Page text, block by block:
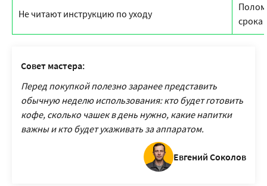
Не читают инструкцию по уходу
срока
Совет мастера:
Перед покупкой полезно заранее представить
обычную неделю использования: кто будет готовить
кофе, сколько чашек в день нужно, какие напитки
важны и кто будет ухаживать за аппаратом.
Евгений Соколов